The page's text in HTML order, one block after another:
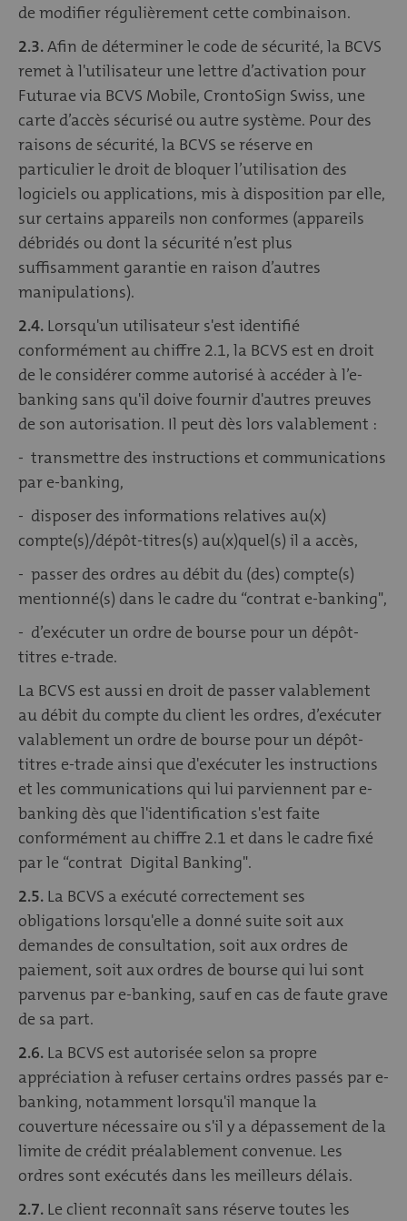
de modifier régulièrement cette combinaison.
2.3.Afin de déterminer le code de sécurité, la BCVS
remet à l'utilisateur une lettre d’activation pour
Futurae via BCVS Mobile, CrontoSign Swiss, une
carte d’accès sécurisé ou autre système. Pour des
raisons de sécurité, la BCVS se réserve en
particulier le droit de bloquer l’utilisation des
logiciels ou applications, mis à disposition par elle,
sur certains appareils non conformes (appareils
débridés ou dont la sécurité n’est plus
suffisamment garantie en raison d’autres
manipulations).
2.4. Lorsqu'un utilisateur s'est identifié
conformément au chiffre 2.1, la BCVS est en droit
de le considérer comme autorisé à accéder à l’e-
banking sans qu'il doive fournir d'autres preuves
de son autorisation. Il peut dès lors valablement :
- transmettre des instructions et communications
par e-banking,
- disposer des informations relatives au(x)
compte(s)/dépôt-titres(s) au(x)quel(s) il a accès,
- passer des ordres au débit du (des) compte(s)
mentionné(s) dans le cadre du “contrat e-banking",
- d’exécuter un ordre de bourse pour un dépôt-
titres e-trade.
La BCVS est aussi en droit de passer valablement
au débit du compte du client les ordres, d’exécuter
valablement un ordre de bourse pour un dépôt-
titres e-trade ainsi que d'exécuter les instructions
et les communications qui lui parviennent par e-
banking dès que l'identification s'est faite
conformément au chiffre 2.1 et dans le cadre fixé
par le “contrat Digital Banking".
2.5. La BCVS a exécuté correctement ses
obligations lorsqu'elle a donné suite soit aux
demandes de consultation, soit aux ordres de
paiement, soit aux ordres de bourse qui lui sont
parvenus par e-banking, sauf en cas de faute grave
de sa part.
2.6. La BCVS est autorisée selon sa propre
appréciation à refuser certains ordres passés par e-
banking, notamment lorsqu'il manque la
couverture nécessaire ou s'il y a dépassement de la
limite de crédit préalablement convenue. Les
ordres sont exécutés dans les meilleurs délais.
2.7. Le client reconnaît sans réserve toutes les